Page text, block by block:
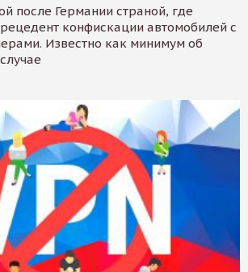
после Германии страной, где
конфискации автомобилей с
Известно как минимум об